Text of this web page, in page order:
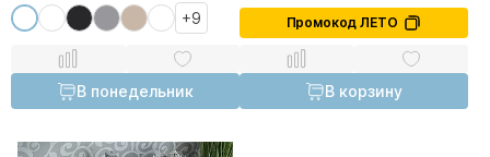
+9
В понедельник
Промокод ЛЕТО
В корзину